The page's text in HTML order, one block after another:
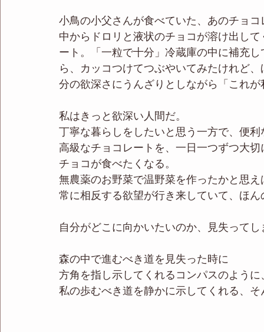
小鳥の小父さんが食べていた、あのチョ
中からドロリと液状のチョコが溶け出し
ート。「一粒で十分」冷蔵庫の中に補充
ら、カッコつけてつぶやいてみたけれど
分の欲深さにうんざりとしながら「これ
私はきっと欲深い人間だ。
丁寧な暮らしをしたいと思う一方で、便
高級なチョコレートを、一日一つずつ大
チョコが食べたくなる。
無農薬のお野菜で温野菜を作ったかと思
常に相反する欲望が行き来していて、ほ
自分がどこに向かいたいのか、見失って
森の中で進むべき道を見失った時に
方角を指し示してくれるコンパスのように
私の歩むべき道を静かに示してくれる、